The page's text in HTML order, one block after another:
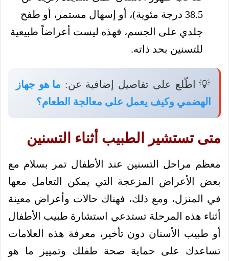
38.5 درجة مئوية)، أو إسهال مستمر، أو طفح
جلدي على الجسم، فهذه ليست أعراضاً طبيعية
للتسنين بحد ذاته.
💡 اطّلع على تفاصيل إضافية عن: ما هو جهاز
الهضمي وكيف يعمل على معالجة الطعام؟
متى تستشير الطبيب أثناء التسنين
معظم مراحل التسنين عند الأطفال تمر بسلام مع
بعض الأعراض المزعجة التي يمكن التعامل معها
في المنزل، ومع ذلك، فهناك حالات وأعراض معينة
أثناء هذه المرحلة تستدعي استشارة طبيب الأطفال
أو طبيب الأسنان دون تأخير، معرفة هذه العلامات
تساعدك على حماية صحة طفلك وتمييز ما هو